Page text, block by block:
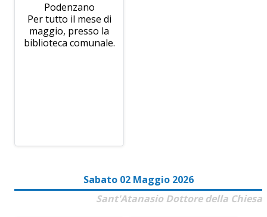
Podenzano
Per tutto il mese di
maggio, presso la
biblioteca comunale.
Sabato 02 Maggio 2026
Sant'Atanasio Dottore della Chiesa